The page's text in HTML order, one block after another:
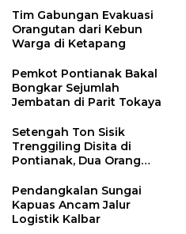
Tim Gabungan Evakuasi
Orangutan dari Kebun
Warga di Ketapang
Pemkot Pontianak Bakal
Bongkar Sejumlah
Jembatan di Parit Tokaya
Setengah Ton Sisik
Trenggiling Disita di
Pontianak, Dua Orang
Pendangkalan Sungai
Kapuas Ancam Jalur
Logistik Kalbar